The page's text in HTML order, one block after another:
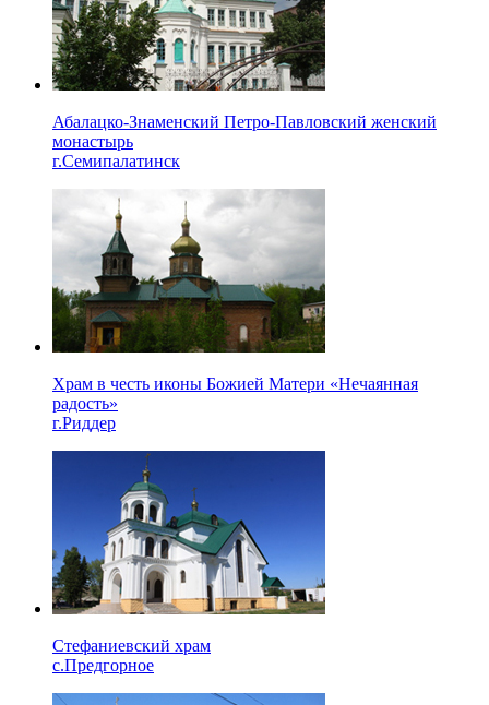
Абалацко-Знаменский Петро-Павловский женский
монастырь
г.Семипалатинск
Храм в честь иконы Божией Матери «Нечаянная
радость»
г.Риддер
Стефаниевский храм
с.Предгорное